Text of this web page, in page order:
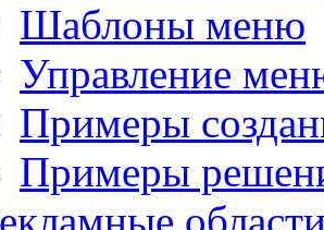
Шаблоны меню
Управление
Примеры
Примеры